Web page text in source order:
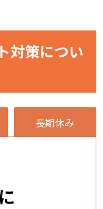
対策につい
長期休み